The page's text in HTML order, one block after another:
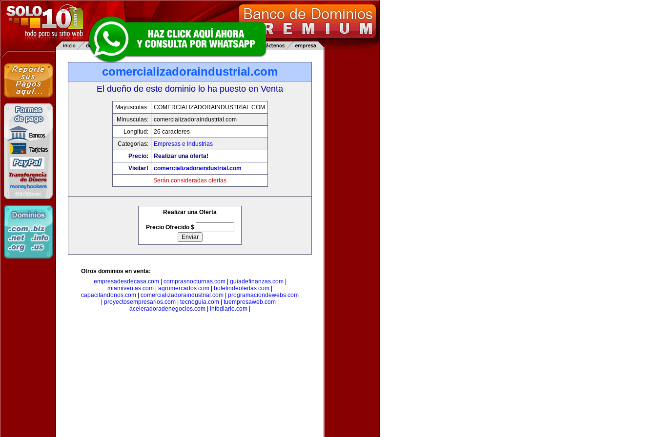
comercializadoraindustrial.com
El dueño de este dominio lo ha puesto en Venta
Mayusculas:
COMERCIALIZADORAINDUSTRIAL.COM
Minusculas:
comercializadoraindustrial.com
Longitud:
26 caracteres
Categorias:
Empresas e Industrias
Precio:
Realizar una oferta!
Visitar!
comercializadoraindustrial.com
Serán consideradas ofertas
Realizar una Oferta
Precio Ofrecido $
Otros dominios en venta:
empresadesdecasa.com| comprasnocturnas.com| guiadefinanzas.com|
miamiventas.com
agromercados.com boletindeofertas.com
capacitandonos.com
comercializadoraindustrial.com
programaciondewebs.com
proyectosempresarios.com tecnoguia.com tuempresaweb.com
aceleradoradenegocios.com
infodiario.com